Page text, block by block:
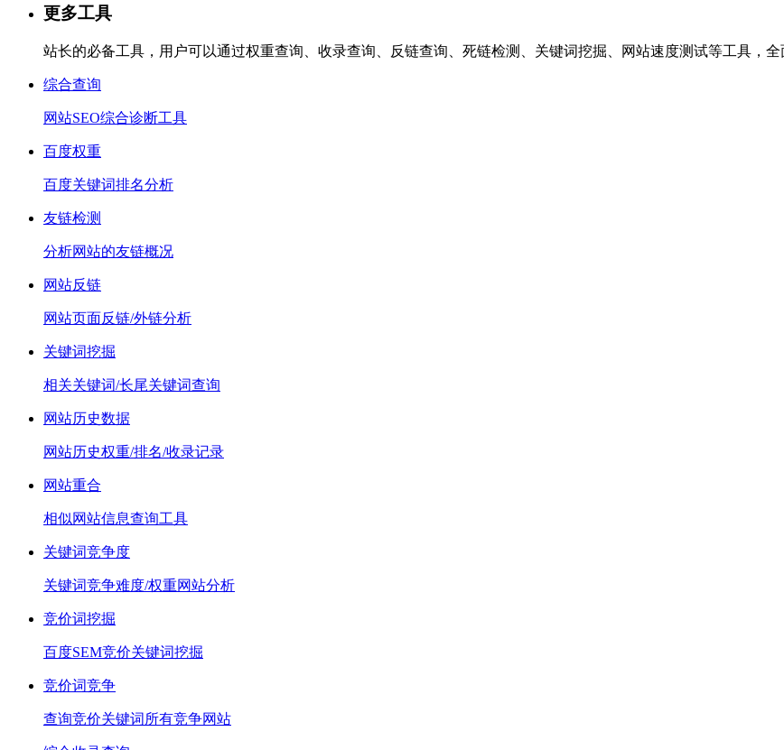
更多工具
站长的必备工具，用户可以通过权重查询、收录查询、反链查询、死链检测、关键词挖掘、网站速度测试等工具，全
综合查询
网站SEO综合诊断工具
百度权重
百度关键词排名分析
友链检测
分析网站的友链概况
网站反链
网站页面反链/外链分析
关键词挖掘
相关关键词/长尾关键词查询
网站历史数据
网站历史权重/排名/收录记录
网站重合
相似网站信息查询工具
关键词竞争度
关键词竞争难度/权重网站分析
竞价词挖掘
百度SEM竞价关键词挖掘
竞价词竞争
查询竞价关键词所有竞争网站